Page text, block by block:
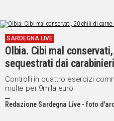
SARDEGNA LIVE
Olbia. Cibi mal
sequestrati dai
Controlli in quattro esercizi
multe per 9mila euro
Redazione Sardegna Live - foto